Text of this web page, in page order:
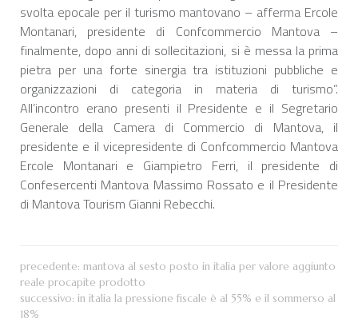
svolta epocale per il turismo mantovano – afferma Ercole
Montanari, presidente di Confcommercio Mantova –
finalmente, dopo anni di sollecitazioni, si è messa la prima
pietra per una forte sinergia tra istituzioni pubbliche e
organizzazioni di categoria in materia di turismo”.
All’incontro erano presenti il Presidente e il Segretario
Generale della Camera di Commercio di Mantova, il
presidente e il vicepresidente di Confcommercio Mantova
Ercole Montanari e Giampietro Ferri, il presidente di
Confesercenti Mantova Massimo Rossato e il Presidente
di Mantova Tourism Gianni Rebecchi.
precedente: mantova al sesto posto in italia per valore aggiunto
reale procapite prodotto
successivo: in italia la pressione fiscale è al 55% e il sommerso al
18%